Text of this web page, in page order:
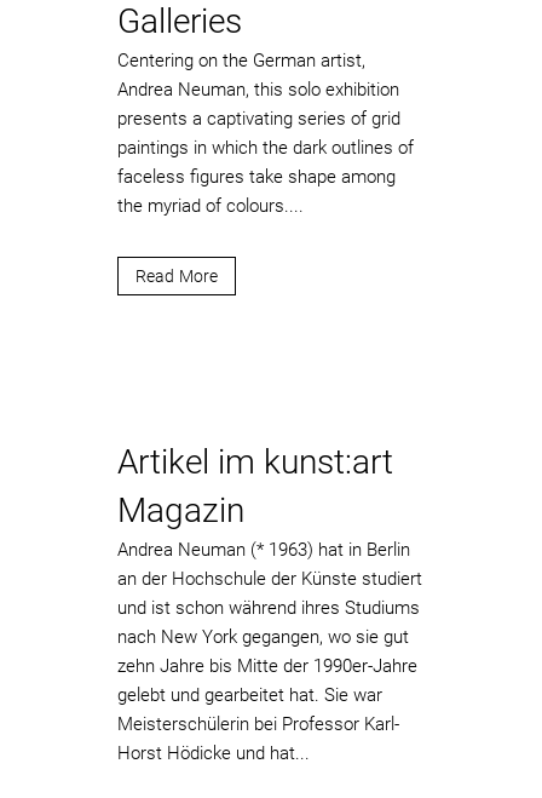
Galleries
Centering on the German artist,
Andrea Neuman, this solo exhibition
presents a captivating series of grid
paintings in which the dark outlines of
faceless figures take shape among
the myriad of colours....
Read More
Artikel im kunst:art
Magazin
Andrea Neuman (* 1963) hat in Berlin
an der Hochschule der Künste studiert
und ist schon während ihres Studiums
nach New York gegangen, wo sie gut
zehn Jahre bis Mitte der 1990er-Jahre
gelebt und gearbeitet hat. Sie war
Meisterschülerin bei Professor Karl-
Horst Hödicke und hat...